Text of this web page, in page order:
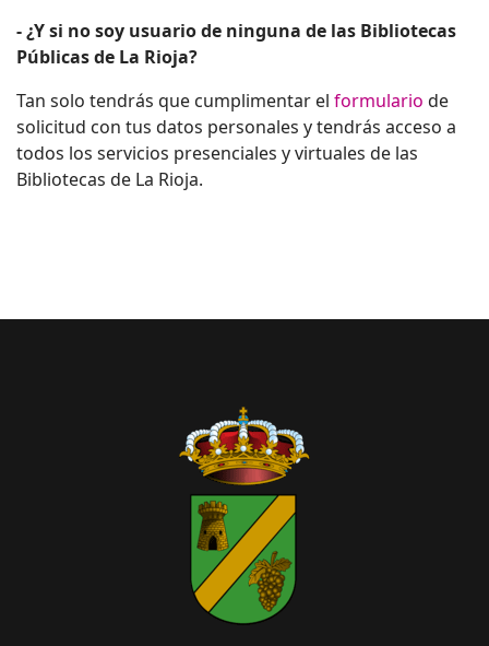
- ¿Y si no soy usuario de ninguna de las Bibliotecas
Públicas de La Rioja?
Tan solo tendrás que cumplimentar el formulario de
solicitud con tus datos personales y tendrás acceso a
todos los servicios presenciales y virtuales de las
Bibliotecas de La Rioja.